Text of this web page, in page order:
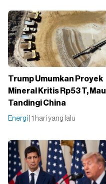
Trump Umumkan Proyek
Mineral Kritis Rp53 T, Mau
Tandingi China
Energi | 1 hari yang lalu